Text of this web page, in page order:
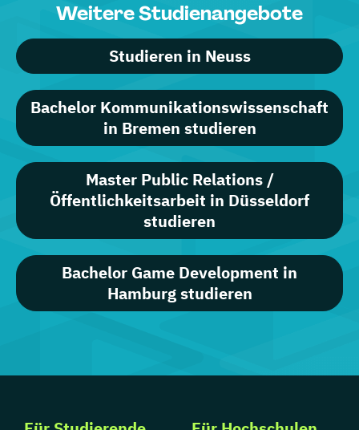
Weitere Studienangebote
Studieren in Neuss
Bachelor Kommunikationswissenschaft
in Bremen studieren
Master Public Relations /
Öffentlichkeitsarbeit in Düsseldorf
studieren
Bachelor Game Development in
Hamburg studieren